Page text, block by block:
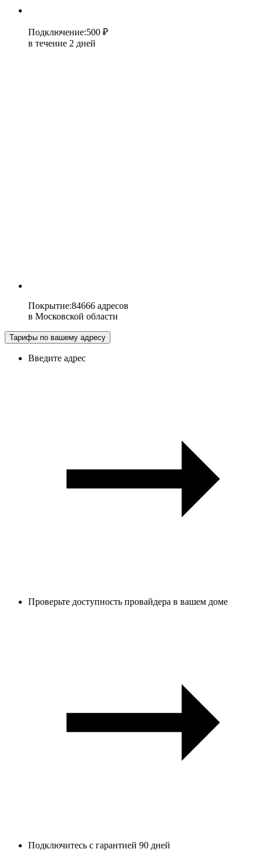
Подключение:500 ₽
в течение 2 дней
Покрытие:84666 адресов
в Московской области
Тарифы по вашему адресу
Введите адрес
Проверьте доступность провайдера в вашем доме
Подключитесь с гарантией 90 дней